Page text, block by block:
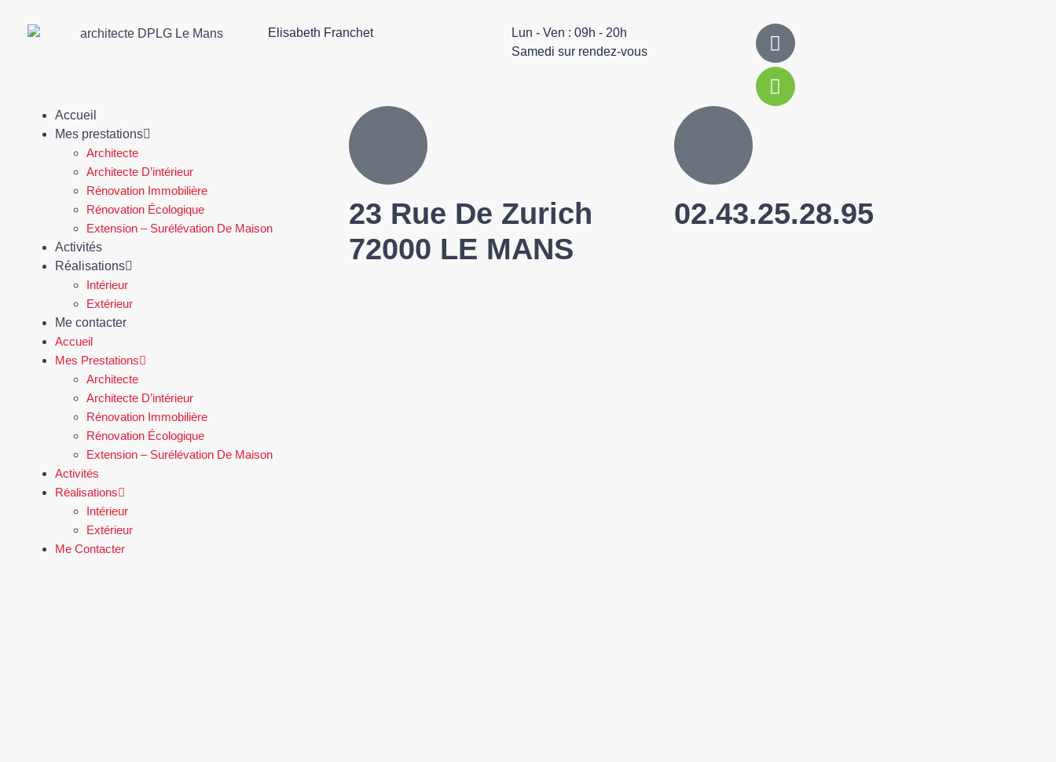
Elisabeth Franchet
Lun - Ven : 09h - 20h
Samedi sur rendez-vous
Accueil
Mes prestations
Architecte
Architecte D’intérieur
Rénovation Immobilière
Rénovation Écologique
Extension – Surélévation De Maison
Activités
Réalisations
Intérieur
Extérieur
Me contacter
Accueil
Mes Prestations
Architecte
Architecte D’intérieur
Rénovation Immobilière
Rénovation Écologique
Extension – Surélévation De Maison
Activités
Réalisations
Intérieur
Extérieur
Me Contacter
23 Rue De Zurich
72000 LE MANS
02.43.25.28.95